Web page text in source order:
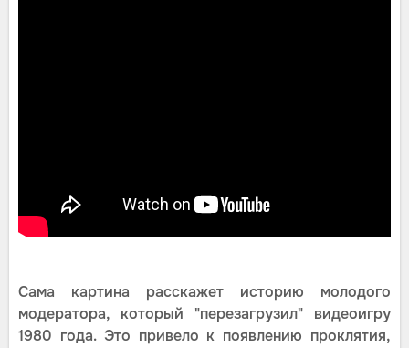
Сама картина расскажет историю молодого
модератора, который "перезагрузил" видеоигру
1980 года. Это привело к появлению проклятия,